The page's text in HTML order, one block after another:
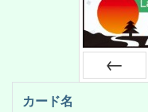
カード名